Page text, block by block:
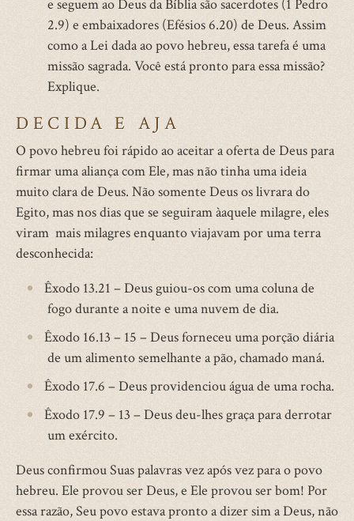
e seguem ao Deus da Bíblia são sacerdotes (1 Pedro
2.9) e embaixadores (Efésios 6.20) de Deus. Assim
como a Lei dada ao povo hebreu, essa tarefa é uma
missão sagrada. Você está pronto para essa missão?
Explique.
DECIDA E AJA
O povo hebreu foi rápido ao aceitar a oferta de Deus para
firmar uma aliança com Ele, mas não tinha uma ideia
muito clara de Deus. Não somente Deus os livrara do
Egito, mas nos dias que se seguiram àaquele milagre, eles
viram mais milagres enquanto viajavam por uma terra
desconhecida:
Êxodo 13.21 – Deus guiou-os com uma coluna de
fogo durante a noite e uma nuvem de dia.
Êxodo 16.13 – 15 – Deus forneceu uma porção diária
de um alimento semelhante a pão, chamado maná.
Êxodo 17.6 – Deus providenciou água de uma rocha.
Êxodo 17.9 – 13 – Deus deu-lhes graça para derrotar
um exército.
Deus confirmou Suas palavras vez após vez para o povo
hebreu. Ele provou ser Deus, e Ele provou ser bom! Por
essa razão, Seu povo estava pronto a dizer sim a Deus, não